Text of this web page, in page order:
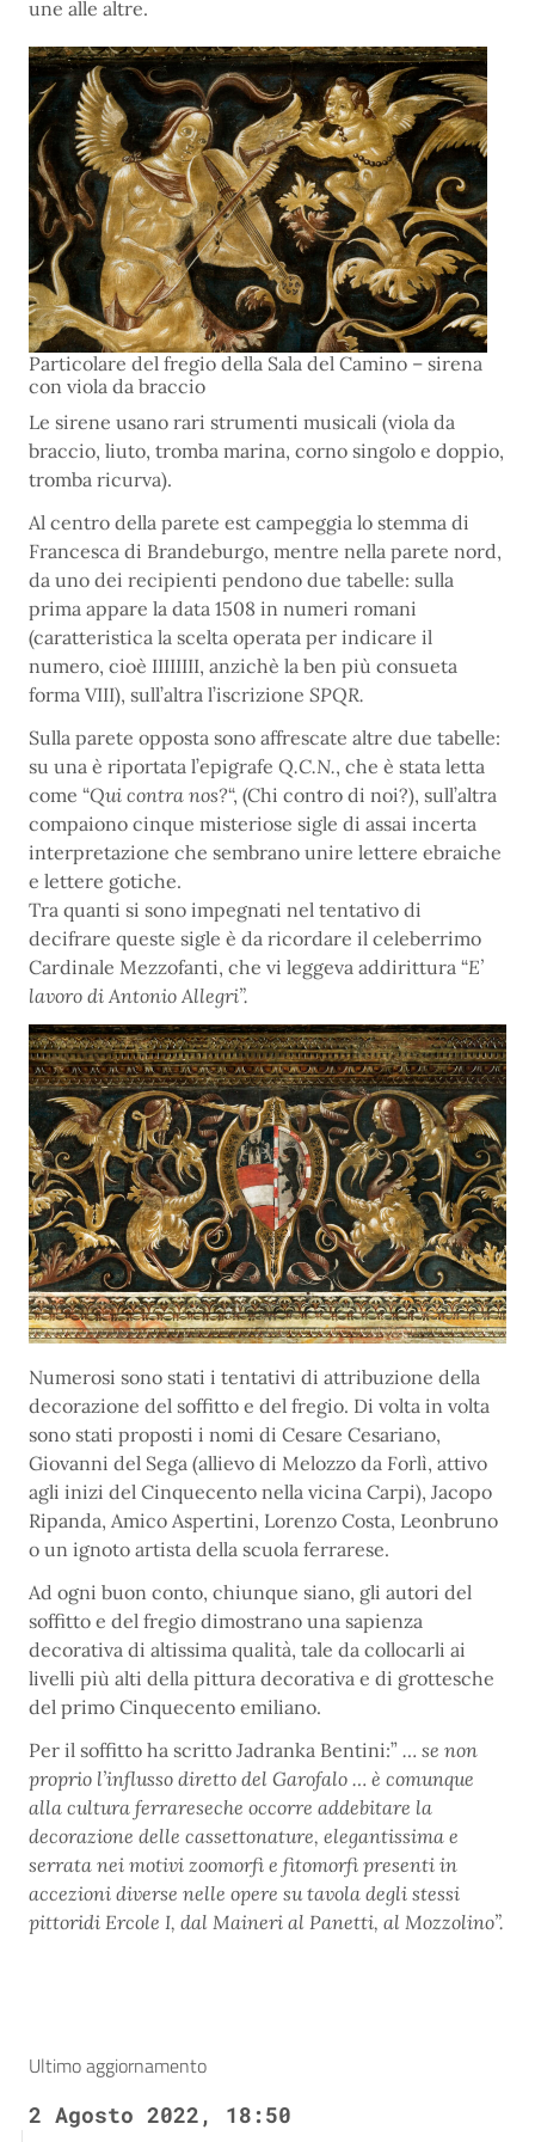
une alle altre.
Particolare del fregio della Sala del Camino – sirena
con viola da braccio
Le sirene usano rari strumenti musicali (viola da
braccio, liuto, tromba marina, corno singolo e doppio,
tromba ricurva).
Al centro della parete est campeggia lo stemma di
Francesca di Brandeburgo, mentre nella parete nord,
da uno dei recipienti pendono due tabelle: sulla
prima appare la data 1508 in numeri romani
(caratteristica la scelta operata per indicare il
numero, cioè IIIIIIII, anzichè la ben più consueta
forma VIII), sull’altra l’iscrizione SPQR.
Sulla parete opposta sono affrescate altre due tabelle:
su una è riportata l’epigrafe Q.C.N., che è stata letta
come “Qui contra nos?“, (Chi contro di noi?), sull’altra
compaiono cinque misteriose sigle di assai incerta
interpretazione che sembrano unire lettere ebraiche
e lettere gotiche.
Tra quanti si sono impegnati nel tentativo di
decifrare queste sigle è da ricordare il celeberrimo
Cardinale Mezzofanti, che vi leggeva addirittura “E’
lavoro di Antonio Allegri”.
Numerosi sono stati i tentativi di attribuzione della
decorazione del soffitto e del fregio. Di volta in volta
sono stati proposti i nomi di Cesare Cesariano,
Giovanni del Sega (allievo di Melozzo da Forlì, attivo
agli inizi del Cinquecento nella vicina Carpi), Jacopo
Ripanda, Amico Aspertini, Lorenzo Costa, Leonbruno
o un ignoto artista della scuola ferrarese.
Ad ogni buon conto, chiunque siano, gli autori del
soffitto e del fregio dimostrano una sapienza
decorativa di altissima qualità, tale da collocarli ai
livelli più alti della pittura decorativa e di grottesche
del primo Cinquecento emiliano.
Per il soffitto ha scritto Jadranka Bentini:” … se non
proprio l’influsso diretto del Garofalo … è comunque
alla cultura ferrareseche occorre addebitare la
decorazione delle cassettonature, elegantissima e
serrata nei motivi zoomorfi e fitomorfi presenti in
accezioni diverse nelle opere su tavola degli stessi
pittoridi Ercole I, dal Maineri al Panetti, al Mozzolino”.
Ultimo aggiornamento
2 Agosto 2022, 18:50